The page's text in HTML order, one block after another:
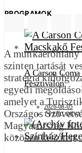
PROGRAMOK
A Carson
Fesztiválon
2026-08-05
1 PERC
A
szinten tartását
stratégia
egyedi
amelyet a
Országos
Magyarország
közösen készített.